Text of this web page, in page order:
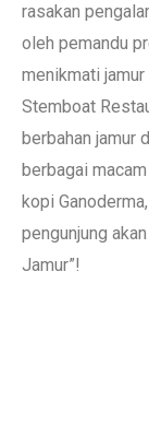
rasakan
oleh pemandu
menikmati
Stemboat
berbahan jamur
berbagai
kopi
pengunjung
Jamur”!